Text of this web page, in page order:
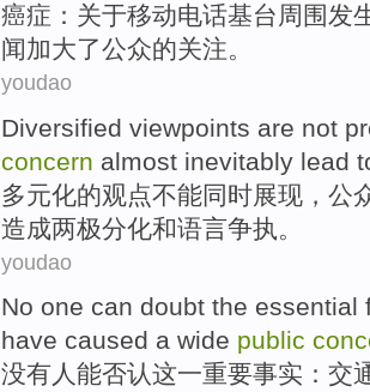
癌症 ：关于移动电话基台周围发
闻加大了公众的关注。
youdao
Diversified viewpoints are not
concern almost inevitably lead
多元化的观点不能同时展现， 公
造成两极分化和语言争执 。
youdao
No one can doubt the essential
have caused a wide public
没有人 能否认这一重要事实 ： 交